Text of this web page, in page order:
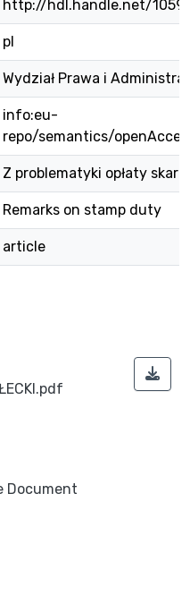
http://hdl.handle.net/
pl
Wydział Prawa i
info:eu-
repo/semantics/
Z problematyki opłaty
Remarks on stamp duty
article
Document